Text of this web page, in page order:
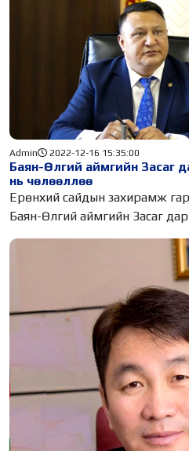
Баян-Өлгий аймгийн Засаг
нь чөлөөллөө
Admin 2022-12-16 15:35:00
Ерөнхий сайдын захирамж
Баян-Өлгий аймгийн Засаг